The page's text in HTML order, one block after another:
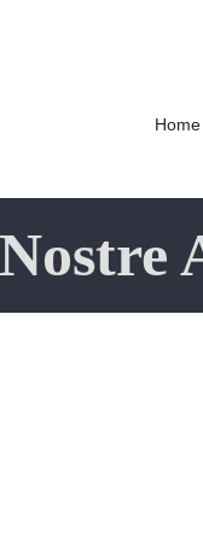
Home